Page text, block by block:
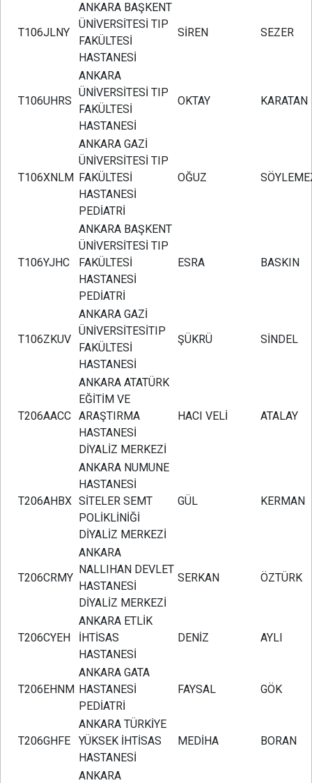
T106JLNY
ANKARA BAŞKENT
ÜNİVERSİTESİ TIP
FAKÜLTESİ
HASTANESİ
SİREN SEZER
T106UHRS
ANKARA
ÜNİVERSİTESİ TIP
FAKÜLTESİ
HASTANESİ
OKTAY KARATAN
T106XNLM
ANKARA GAZİ
ÜNİVERSİTESİ TIP
FAKÜLTESİ
HASTANESİ
PEDİATRİ
OĞUZ
T106YJHC
ANKARA BAŞKENT
ÜNİVERSİTESİ TIP
FAKÜLTESİ
HASTANESİ
PEDİATRİ
ESRA BASKIN
T106ZKUV
ANKARA GAZİ
ÜNİVERSİTESİTIP
FAKÜLTESİ
HASTANESİ
ŞÜKRÜ SİNDEL
T206AACC
ANKARA ATATÜRK
EĞİTİM VE
ARAŞTIRMA
HASTANESİ
DİYALİZ MERKEZİ
HACI VELİ ATALAY
T206AHBX
ANKARA NUMUNE
HASTANESİ
SİTELER SEMT
POLİKLİNİĞİ
DİYALİZ MERKEZİ
GÜL KERMAN
T206CRMY
ANKARA
NALLIHAN DEVLET
HASTANESİ
DİYALİZ MERKEZİ
SERKAN ÖZTÜRK
T206CYEH
ANKARA ETLİK
İHTİSAS
HASTANESİ
DENİZ AYLI
T206EHNM
ANKARA GATA
HASTANESİ
PEDİATRİ
FAYSAL GÖK
T206GHFE
ANKARA TÜRKİYE
YÜKSEK İHTİSAS
HASTANESİ
MEDİHA BORAN
ANKARA